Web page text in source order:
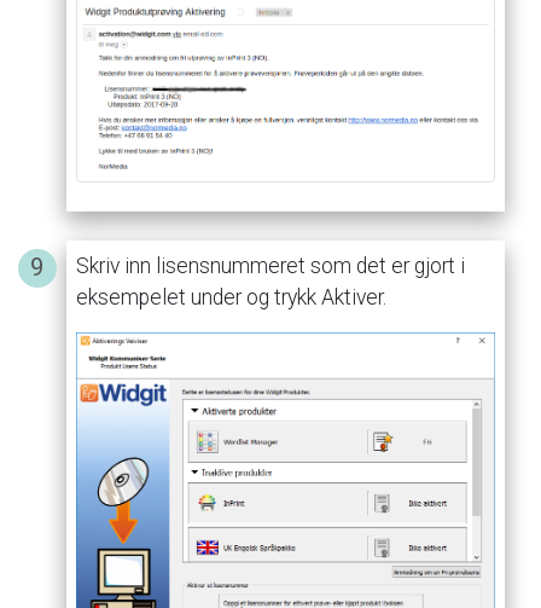
Skriv inn lisensnummeret som det er gjort i
eksempelet under og trykk Aktiver.